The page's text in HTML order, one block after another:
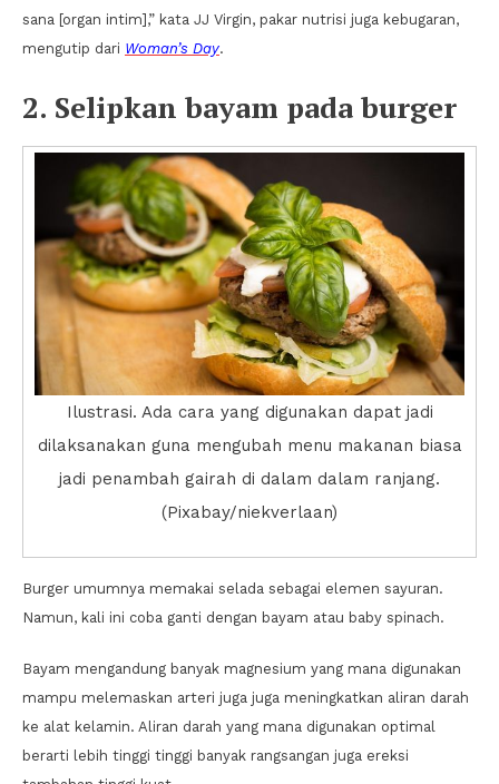
sana [organ intim],” kata JJ Virgin, pakar nutrisi juga kebugaran,
mengutip dari Woman’s Day.
2. Selipkan bayam pada burger
Ilustrasi. Ada cara yang digunakan dapat jadi
dilaksanakan guna mengubah menu makanan biasa
jadi penambah gairah di dalam dalam ranjang.
(Pixabay/niekverlaan)
Burger umumnya memakai selada sebagai elemen sayuran.
Namun, kali ini coba ganti dengan bayam atau baby spinach.
Bayam mengandung banyak magnesium yang mana digunakan
mampu melemaskan arteri juga juga meningkatkan aliran darah
ke alat kelamin. Aliran darah yang mana digunakan optimal
berarti lebih tinggi tinggi banyak rangsangan juga ereksi